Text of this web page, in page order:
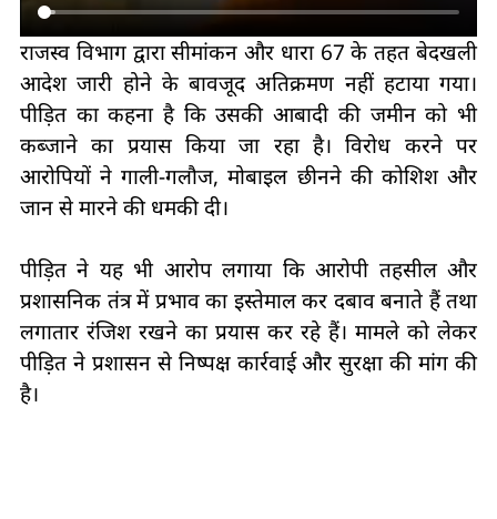
राजस्व विभाग द्वारा सीमांकन और धारा 67 के तहत बेदखली
आदेश जारी होने के बावजूद अतिक्रमण नहीं हटाया गया।
पीड़ित का कहना है कि उसकी आबादी की जमीन को भी
कब्जाने का प्रयास किया जा रहा है। विरोध करने पर
आरोपियों ने गाली-गलौज, मोबाइल छीनने की कोशिश और
जान से मारने की धमकी दी।
पीड़ित ने यह भी आरोप लगाया कि आरोपी तहसील और
प्रशासनिक तंत्र में प्रभाव का इस्तेमाल कर दबाव बनाते हैं तथा
लगातार रंजिश रखने का प्रयास कर रहे हैं। मामले को लेकर
पीड़ित ने प्रशासन से निष्पक्ष कार्रवाई और सुरक्षा की मांग की
है।